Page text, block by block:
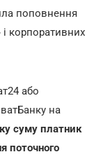
поповнення
і корпоративних
або
на
суму платник
поточного